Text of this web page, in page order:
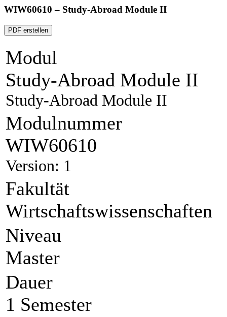
WIW60610 – Study-Abroad Module II
PDF erstellen
Modul
Study-Abroad Module II
Study-Abroad Module II
Modulnummer
WIW60610
Version: 1
Fakultät
Wirtschaftswissenschaften
Niveau
Master
Dauer
1 Semester